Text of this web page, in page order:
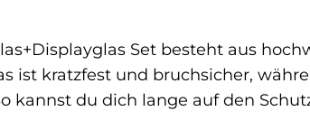
Set besteht aus
ist kratzfest und bruchsicher,
kannst du dich lange auf den